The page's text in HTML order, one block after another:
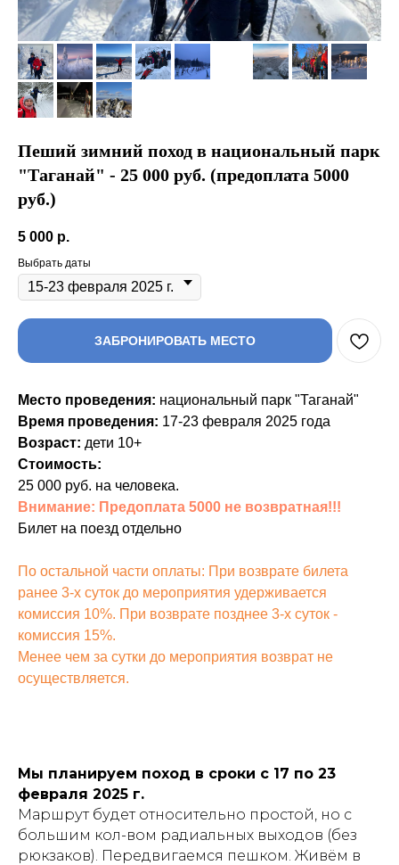
Пеший зимний поход в национальный парк
"Таганай" - 25 000 руб. (предоплата 5000
руб.)
5 000 р.
Выбрать даты
ЗАБРОНИРОВАТЬ МЕСТО
Место проведения: национальный парк "Таганай"
Время проведения: 17-23 февраля 2025 года
Возраст: дети 10+
Стоимость:
25 000 руб. на человека.
Внимание: Предоплата 5000 не возвратная!!!
Билет на поезд отдельно
По остальной части оплаты: При возврате билета
ранее 3-х суток до мероприятия удерживается
комиссия 10%. При возврате позднее 3-х суток -
комиссия 15%.
Менее чем за сутки до мероприятия возврат не
осуществляется.
Мы планируем поход в сроки с 17 по 23
февраля 2025 г.
Маршрут будет относительно простой, но с
большим кол-вом радиальных выходов (без
рюкзаков). Передвигаемся пешком. Живём в